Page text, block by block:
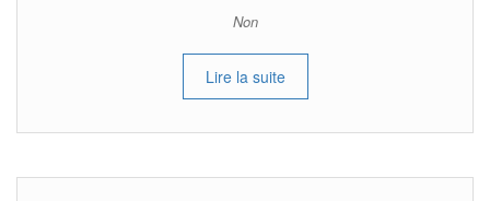
Non
Lire la suite